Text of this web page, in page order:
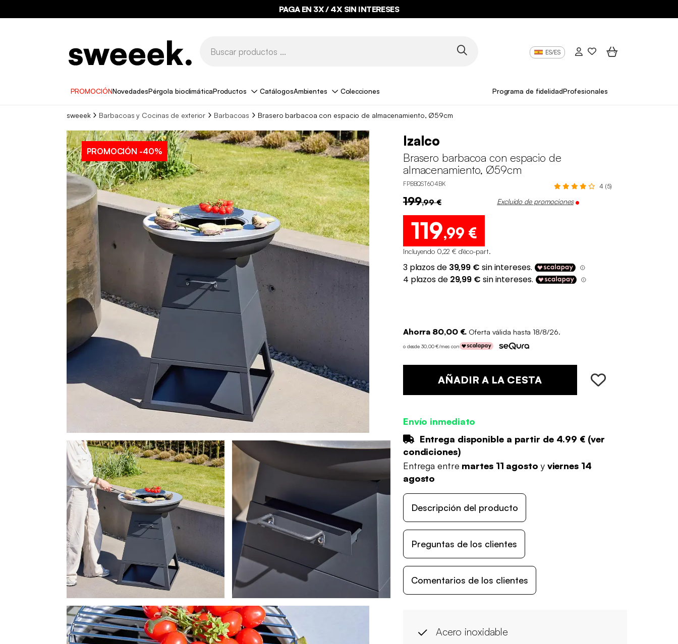
PAGA EN 3X / 4X SIN INTERESES
ES/ES
PROMOCIÓNNovedadesPérgola bioclimáticaProductos CatálogosAmbientes Colecciones Programa de fidelidadProfesionales
sweeek Barbacoas y Cocinas de exterior Barbacoas Brasero barbacoa con espacio de almacenamiento, Ø59cm
PROMOCIÓN -40%
Izalco
Brasero barbacoa con espacio de
almacenamiento, Ø59cm
FPBBQST604BK 4 (5)
199,99 € Excluido de promociones
119,99 €
Incluyendo 0,22 € d'éco-part.
Ahorra 80,00 €. Oferta válida hasta 18/8/26.
o desde 30,00 €/mes con
AÑADIR A LA CESTA
Envío inmediato
Entrega disponible a partir de 4.99 € (ver
condiciones)
Entrega entre martes 11 agosto y viernes 14
agosto
Descripción del producto
Preguntas de los clientes
Comentarios de los clientes
Acero inoxidable